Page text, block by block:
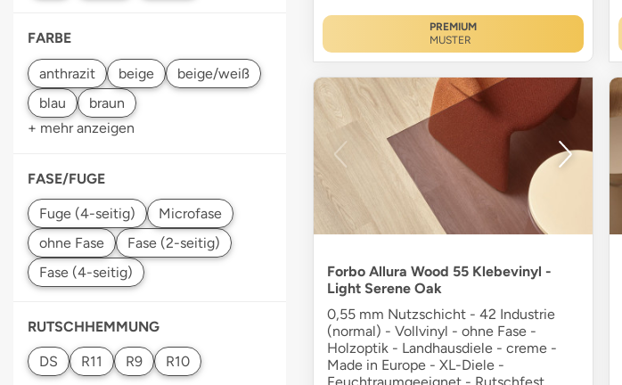
FARBE
+ mehr anzeigen
FASE/FUGE
RUTSCHHEMMUNG
PREMIUM
MUSTER
Forbo Allura Wood 55 Klebevinyl -
Light Serene Oak
0,55 mm Nutzschicht - 42 Industrie
(normal) - Vollvinyl - ohne Fase -
Holzoptik - Landhausdiele - creme -
Made in Europe - XL-Diele -